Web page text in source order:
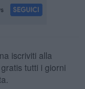
iscriviti alla
tutti i giorni